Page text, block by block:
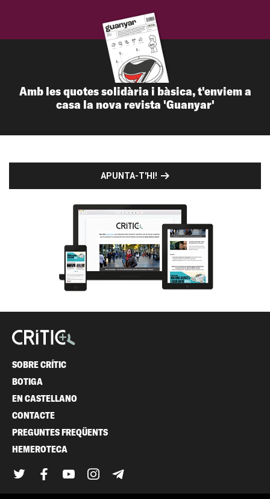
Amb les quotes solidària i bàsica, t'enviem a
casa la nova revista 'Guanyar'
APUNTA-T'HI!
SOBRE CRÍTIC
BOTIGA
EN CASTELLANO
CONTACTE
PREGUNTES FREQÜENTS
HEMEROTECA
TwitterFacebook
YouTubeInstagram